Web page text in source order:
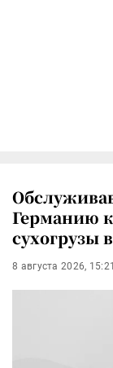
Германию
сухогрузы
8 августа 2026, 15:21